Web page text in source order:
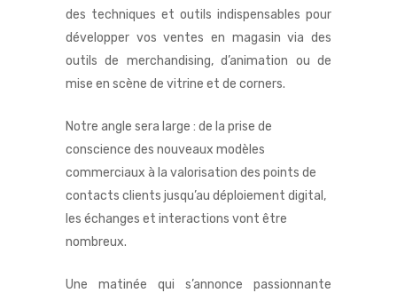
des techniques et outils indispensables pour
développer vos ventes en magasin via des
outils de merchandising, d’animation ou de
mise en scène de vitrine et de corners.
Notre angle sera large : de la prise de
conscience des nouveaux modèles
commerciaux à la valorisation des points de
contacts clients jusqu’au déploiement digital,
les échanges et interactions vont être
nombreux.
Une matinée qui s’annonce passionnante